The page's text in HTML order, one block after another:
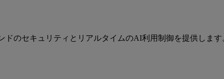
のセキュリティとリアルタイムのAI利用制御を提供します